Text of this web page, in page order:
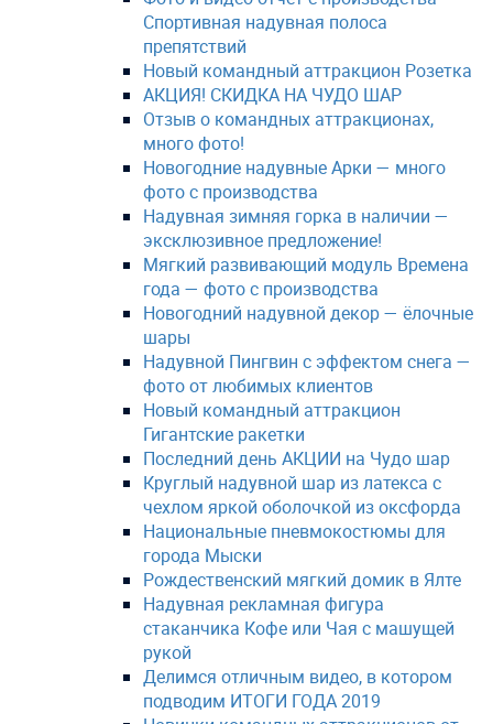
Спортивная надувная полоса
препятствий
Новый командный аттракцион Розетка
АКЦИЯ! СКИДКА НА ЧУДО ШАР
Отзыв о командных аттракционах,
много фото!
Новогодние надувные Арки — много
фото с производства
Надувная зимняя горка в наличии —
эксклюзивное предложение!
Мягкий развивающий модуль Времена
года — фото с производства
Новогодний надувной декор — ёлочные
шары
Надувной Пингвин с эффектом снега —
фото от любимых клиентов
Новый командный аттракцион
Гигантские ракетки
Последний день АКЦИИ на Чудо шар
Круглый надувной шар из латекса с
чехлом яркой оболочкой из оксфорда
Национальные пневмокостюмы для
города Мыски
Рождественский мягкий домик в Ялте
Надувная рекламная фигура
стаканчика Кофе или Чая с машущей
рукой
Делимся отличным видео, в котором
подводим ИТОГИ ГОДА 2019